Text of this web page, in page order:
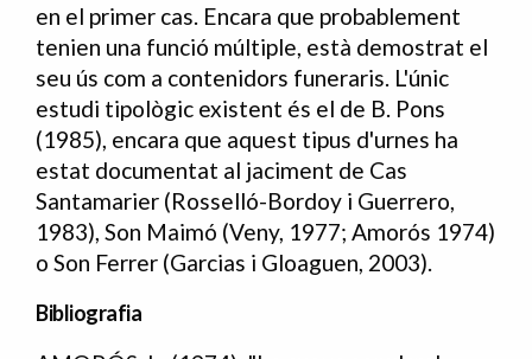
en el primer cas. Encara que probablement
tenien una funció múltiple, està demostrat el
seu ús com a contenidors funeraris. L'únic
estudi tipològic existent és el de B. Pons
(1985), encara que aquest tipus d'urnes ha
estat documentat al jaciment de Cas
Santamarier (Rosselló-Bordoy i Guerrero,
1983), Son Maimó (Veny, 1977; Amorós 1974)
o Son Ferrer (Garcias i Gloaguen, 2003).
Bibliografia